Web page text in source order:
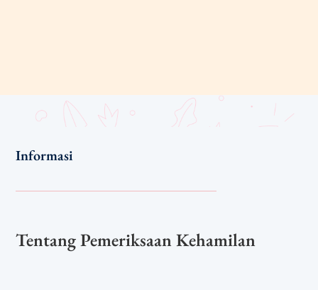
Informasi
Tentang Pemeriksaan Kehamilan